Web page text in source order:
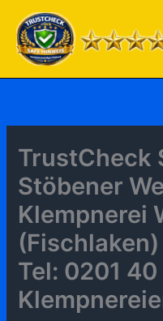
Inhalt
springen
TrustCheck
Stöbener
Klempnerei
Tel: 0201